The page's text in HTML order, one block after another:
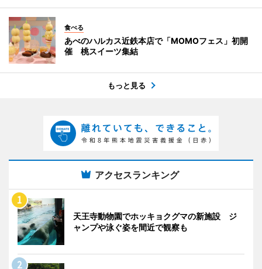
食べる
あべのハルカス近鉄本店で「MOMOフェス」初開
催 桃スイーツ集結
もっと見る
アクセスランキング
天王寺動物園でホッキョクグマの新施設 ジ
ャンプや泳ぐ姿を間近で観察も